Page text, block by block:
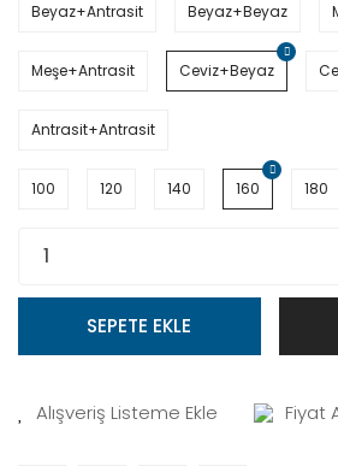
Beyaz+Antrasit Beyaz+Beyaz
Meşe+Antrasit Ceviz+Beyaz
Antrasit+Antrasit
100 120 140 160 180
SEPETE EKLE
Fiyat